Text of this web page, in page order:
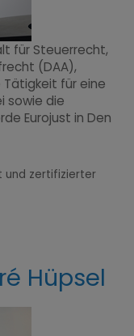
für Steuerrecht,
(DAA),
Tätigkeit für eine
sowie die
Eurojust in Den
und zertifizierter
Hüpsel